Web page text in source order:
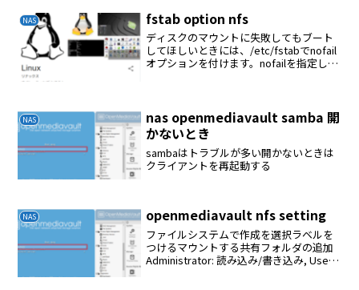
NAS fstab option nfs
ディスクのマウントに失敗してもブート
してほしいときには、/etc/fstabでnofail
オプションを付けます。nofailを指定して
NAS
nas openmediavault samba 開
かないとき
sambaはトラブルが多い開かないときは
クライアントを再起動する
NAS openmediavault nfs setting
ファイルシステムで作成を選択ラベルを
つけるマウントする共有フォルダの追加
Administrator: 読み込み/書き込み, Users: